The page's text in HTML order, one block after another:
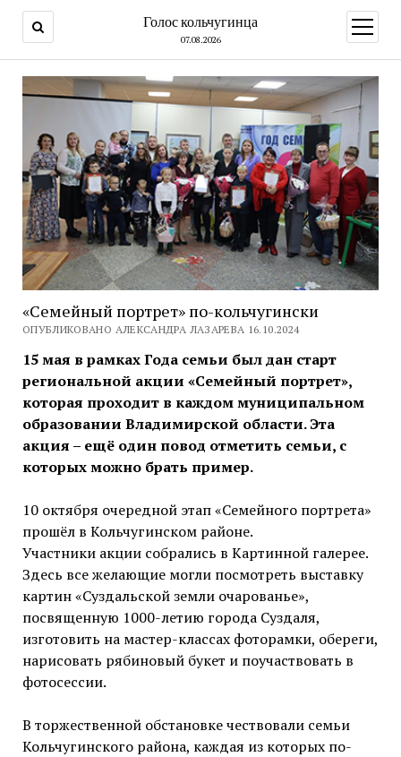
Голос кольчугинца
07.08.2026
меню
«Семейный портрет» по-кольчугински
ОПУБЛИКОВАНО АЛЕКСАНДРА ЛАЗАРЕВА 16.10.2024
15 мая в рамках Года семьи был дан старт
региональной акции «Семейный портрет»,
которая проходит в каждом муниципальном
образовании Владимирской области. Эта
акция – ещё один повод отметить семьи, с
которых можно брать пример.
10 октября очередной этап «Семейного портрета»
прошёл в Кольчугинском районе.
Участники акции собрались в Картинной галерее.
Здесь все желающие могли посмотреть выставку
картин «Суздальской земли очарованье»,
посвященную 1000-летию города Суздаля,
изготовить на мастер-классах фоторамки, обереги,
нарисовать рябиновый букет и поучаствовать в
фотосессии.
В торжественной обстановке чествовали семьи
Кольчугинского района, каждая из которых по-